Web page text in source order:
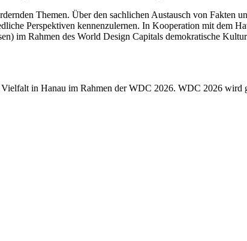
Themen. Über den sachlichen Austausch von Fakten
Perspektiven kennenzulernen. In Kooperation mit dem
im Rahmen des World Design Capitals demokratische
in Hanau im Rahmen der WDC 2026. WDC 2026 wird